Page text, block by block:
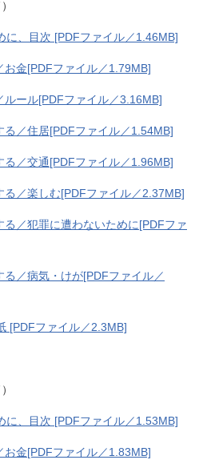
、目次 [PDFファイル／1.46MB]
金[PDFファイル／1.79MB]
ール[PDFファイル／3.16MB]
／住居[PDFファイル／1.54MB]
／交通[PDFファイル／1.96MB]
／楽しむ[PDFファイル／2.37MB]
／犯罪に遭わないために[PDFファ
／病気・けが[PDFファイル／
[PDFファイル／2.3MB]
、目次 [PDFファイル／1.53MB]
金[PDFファイル／1.83MB]